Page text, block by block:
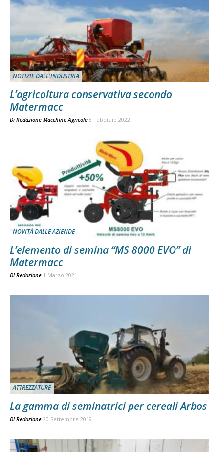
NOTIZIE DALL'INDUSTRIA
L’agricoltura conservativa secondo
Matermacc
Di Redazione Macchine Agricole 8 Febbraio 2022
NOVITÀ DALLE AZIENDE
L’elemento di semina “MS 8000 EVO” di
Matermacc
Di Redazione 1 Marzo 2021
ATTREZZATURE
La gamma di seminatrici per cereali Arbos
Di Redazione 20 Settembre 2019